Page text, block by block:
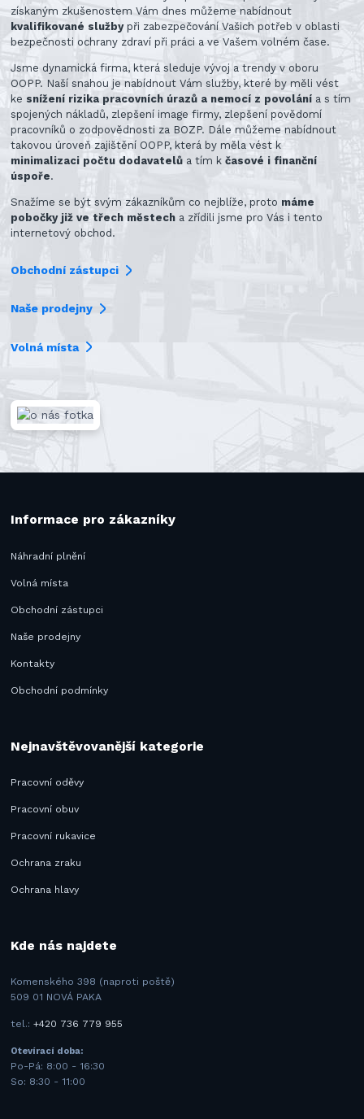
získaným zkušenostem Vám dnes můžeme nabídnout
kvalifikované službypři zabezpečování Vašich potřeb v oblasti
bezpečnosti ochrany zdraví při práci a ve Vašem volném čase.
Jsme dynamická firma, která sleduje vývoj a trendy v oboru
OOPP. Naší snahou je nabídnout Vám služby, které by měli vést
ke snížení rizika pracovních úrazů a nemocí z povolání a s tím
spojených nákladů, zlepšení image firmy, zlepšení povědomí
pracovníků o zodpovědnosti za BOZP. Dále můžeme nabídnout
takovou úroveň zajištění OOPP, která by měla vést k
minimalizaci počtu dodavatelů a tím kčasové i finanční
úspoře.
Snažíme se být svým zákazníkům co nejblíže, proto máme
pobočky již ve třech městech a zřídili jsme pro Vás i tento
internetový obchod.
Obchodní zástupci
Naše prodejny
Volná místa
Informace pro zákazníky
Náhradní plnění
Volná místa
Obchodní zástupci
Naše prodejny
Kontakty
Obchodní podmínky
Nejnavštěvovanější kategorie
Pracovní oděvy
Pracovní obuv
Pracovní rukavice
Ochrana zraku
Ochrana hlavy
Kde nás najdete
Komenského 398 (naproti poště)
509 01 NOVÁ PAKA
tel.:+420 736 779 955
Otevírací doba:
Po-Pá: 8:00 - 16:30
So: 8:30 - 11:00